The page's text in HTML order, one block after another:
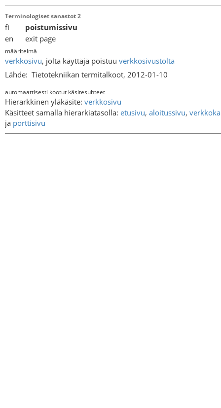
Terminologiset sanastot 2
fi poistumissivu
en exit page
määritelmä
verkkosivu, jolta käyttäjä poistuu verkkosivustolta
Lähde: Tietotekniikan termitalkoot, 2012-01-10
automaattisesti kootut käsitesuhteet
Hierarkkinen yläkäsite: verkkosivu
Käsitteet samalla hierarkiatasolla: etusivu, aloitussivu,
ja porttisivu